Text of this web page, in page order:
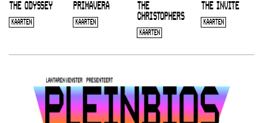
THE ODYSSEY
KAARTEN
PRIMAVERA
KAARTEN
THE
CHRISTOPHERS
KAARTEN
THE INVITE
KAARTEN